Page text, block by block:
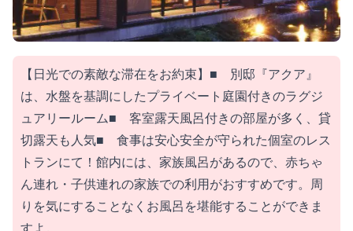
【日光での素敵な滞在をお約束】■ 別邸『アクア』
は、水盤を基調にしたプライベート庭園付きのラグジ
ュアリールーム■ 客室露天風呂付きの部屋が多く、貸
切露天も人気■ 食事は安心安全が守られた個室のレス
トランにて！館内には、家族風呂があるので、赤ちゃ
ん連れ・子供連れの家族での利用がおすすめです。周
りを気にすることなくお風呂を堪能することができま
すよ。